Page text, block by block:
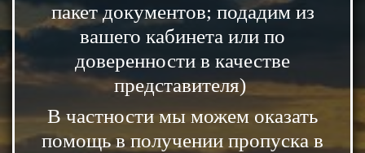
пакет документов; подадим из
вашего кабинета или по
доверенности в качестве
представителя)
В частности мы можем оказать
помощь в получении пропуска в